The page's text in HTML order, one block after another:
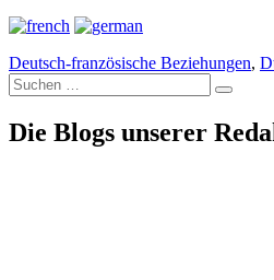
Deutsch-französische Beziehungen,
Suche
nach:
Die Blogs unserer